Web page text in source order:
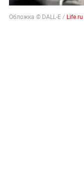
Обложка © DALL-E / Life.ru